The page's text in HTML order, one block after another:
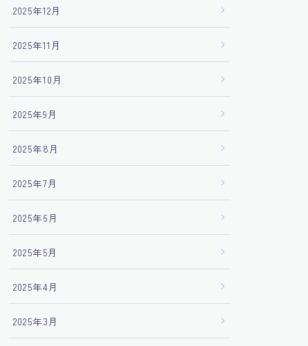
2025年12月
2025年11月
2025年10月
2025年9月
2025年8月
2025年7月
2025年6月
2025年5月
2025年4月
2025年3月